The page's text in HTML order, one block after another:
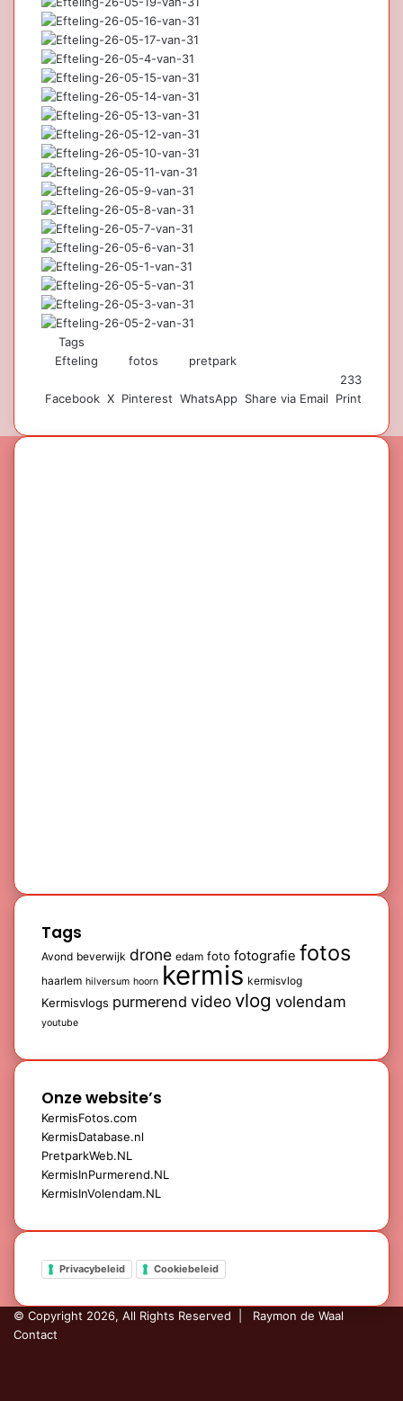
Tags
Efteling
fotos
pretpark
233
Facebook X Pinterest WhatsApp Share via Email Print
Tags
Avond beverwijk drone edam foto fotografie fotos
haarlem hilversum hoorn kermis kermisvlog
Kermisvlogs purmerend video vlog volendam
youtube
Onze website’s
KermisFotos.com
KermisDatabase.nl
PretparkWeb.NL
KermisInPurmerend.NL
KermisInVolendam.NL
Privacybeleid Cookiebeleid
© Copyright 2026, All Rights Reserved |
Raymon de Waal
Contact